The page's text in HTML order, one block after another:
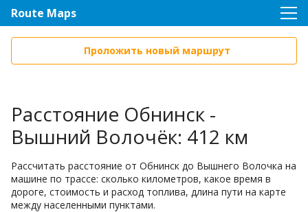
Route Maps
Проложить новый маршрут
Расстояние Обнинск -
Вышний Волочёк: 412 км
Рассчитать расстояние от Обнинск до Вышнего Волочка на
машине по трассе: сколько километров, какое время в
дороге, стоимость и расход топлива, длина пути на карте
между населенными пунктами.